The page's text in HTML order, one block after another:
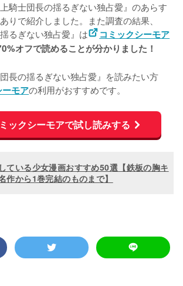
騎士団長の揺るぎない独占愛』のあらす
りで紹介しました。また調査の結果、
るぎない独占愛』は
コミックシーモア
オフで読めることが分かりました！
長の揺るぎない独占愛』を読みたい方
ーモアの利用がおすすめです。
ックシーモアで試し読みする
ている少女漫画おすすめ50選【鉄板の胸キ
作から1巻完結のものまで】